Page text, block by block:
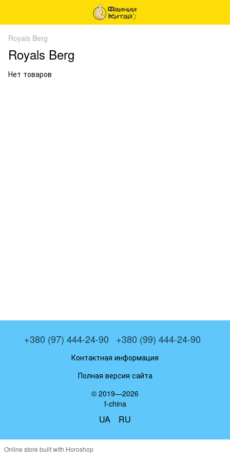
Royals Berg
Royals Berg
Нет товаров
+380 (97) 444-24-90 +380 (99) 444-24-90
Контактная информация
Полная версия сайта
© 2019—2026
f-china
UA RU
Online store built with Horoshop